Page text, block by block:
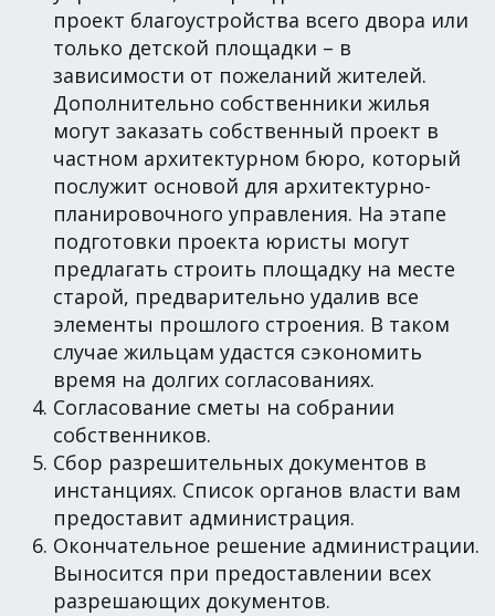
проект благоустройства всего двора или
только детской площадки – в
зависимости от пожеланий жителей.
Дополнительно собственники жилья
могут заказать собственный проект в
частном архитектурном бюро, который
послужит основой для архитектурно-
планировочного управления. На этапе
подготовки проекта юристы могут
предлагать строить площадку на месте
старой, предварительно удалив все
элементы прошлого строения. В таком
случае жильцам удастся сэкономить
время на долгих согласованиях.
Согласование сметы на собрании
собственников.
Сбор разрешительных документов в
инстанциях. Список органов власти вам
предоставит администрация.
Окончательное решение администрации.
Выносится при предоставлении всех
разрешающих документов.